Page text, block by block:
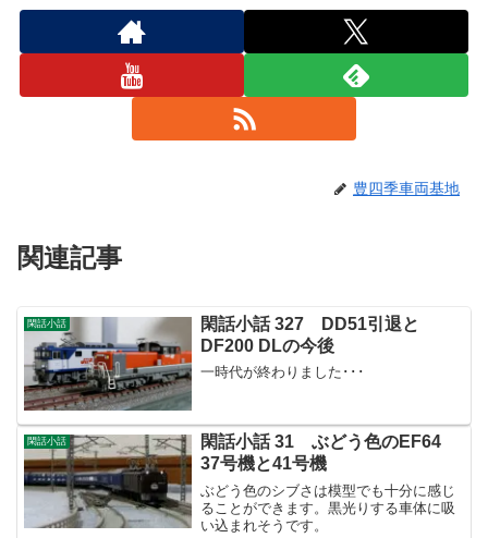
豊四季車両基地
関連記事
閑話小話
閑話小話 327 DD51引退と
DF200 DLの今後
一時代が終わりました･･･
閑話小話
閑話小話 31 ぶどう色のEF64
37号機と41号機
ぶどう色のシブさは模型でも十分に感じ
ることができます。黒光りする車体に吸
い込まれそうです。